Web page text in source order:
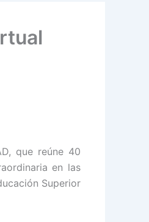
que reúne 40
en las
Superior